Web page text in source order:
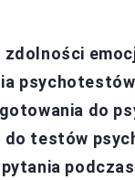
do
testów